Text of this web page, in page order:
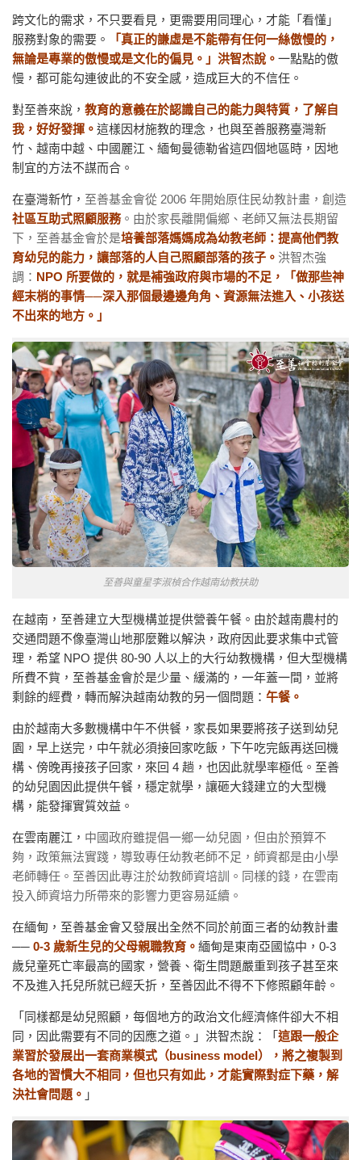
跨文化的需求，不只要看見，更需要用同理心，才能「看懂」
服務對象的需要。
「真正的謙虛是不能帶有任何一絲傲慢的，
無論是專業的傲慢或是文化的偏見。」洪智杰說。 一點點的傲
慢，都可能勾連彼此的不安全感，造成巨大的不信任。
對至善來說， 教育的意義在於認識自己的能力與特質，了解自
我，好好發揮。 這樣因材施教的理念，也與至善服務臺灣新
竹、越南中越、中國麗江、緬甸曼德勒省這四個地區時，因地
制宜的方法不謀而合。
在臺灣新竹， 至善基金會從 2006 年開始原住民幼教計畫，創造
社區互助式照顧服務。由於家長離開偏鄉、老師又無法長期留
下，至善基金會於是培養部落媽媽成為幼教老師：提高他們教
育幼兒的能力，讓部落的人自己照顧部落的孩子。 洪智杰強
調： NPO 所要做的，就是補強政府與市場的不足，「做那些神
經末梢的事情──深入那個最邊邊角角、資源無法進入、小孩送
不出來的地方。」
至善與童星李淑楨合作越南幼教扶助
在越南，至善建立大型機構並提供營養午餐。由於越南農村的
交通問題不像臺灣山地那麼難以解決，政府因此要求集中式管
理，希望 NPO 提供 80-90 人以上的大行幼教機構，但大型機構
所費不貲，至善基金會於是少量、緩滿的，一年蓋一間，並將
剩餘的經費，轉而解決越南幼教的另一個問題： 午餐。
由於越南大多數機構中午不供餐，家長如果要將孩子送到幼兒
園，早上送完，中午就必須接回家吃飯，下午吃完飯再送回機
構、傍晚再接孩子回家，來回 4 趟，也因此就學率極低。至善
的幼兒園因此提供午餐，穩定就學，讓砸大錢建立的大型機
構，能發揮實質效益。
在雲南麗江， 中國政府雖提倡一鄉一幼兒園，但由於預算不
夠，政策無法實踐，導致專任幼教老師不足，師資都是由小學
老師轉任。至善因此專注於幼教師資培訓。同樣的錢，在雲南
投入師資培力所帶來的影響力更容易延續。
在緬甸，至善基金會又發展出全然不同於前面三者的幼教計畫
── 0-3 歲新生兒的父母親職教育。 緬甸是東南亞國協中，0-3
歲兒童死亡率最高的國家，營養、衛生問題嚴重到孩子甚至來
不及進入托兒所就已經夭折，至善因此不得不下修照顧年齡。
「同樣都是幼兒照顧，每個地方的政治文化經濟條件卻大不相
同，因此需要有不同的因應之道。」洪智杰說：「 這跟一般企
業習於發展出一套商業模式（business model），將之複製到
各地的習慣大不相同，但也只有如此，才能實際對症下藥，解
決社會問題。 」